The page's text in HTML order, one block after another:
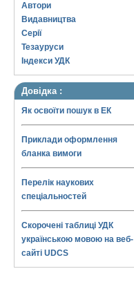
Автори
Видавництва
Серії
Тезауруси
Індекси УДК
Довідка :
Як освоїти пошук в ЕК
Приклади оформлення
бланка вимоги
Перелік наукових
спеціальностей
Скорочені таблиці УДК
українською мовою на веб-
сайті UDCS